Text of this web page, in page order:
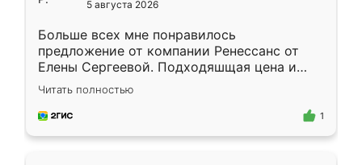
5 августа 2026
Больше всех мне понравилось
предложение от компании Ренессанс от
Елены Сергеевой. Подходяшщая цена и
короткие сроки изготовления. Приехавший
для замера сотрудник Владислав
предложил по моему эскизу самый
Читать полностью
1